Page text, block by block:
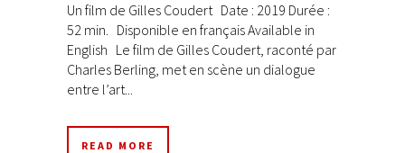
Un film de Gilles Coudert Date : 2019 Durée :
52 min. Disponible en français Available in
English Le film de Gilles Coudert, raconté par
Charles Berling, met en scène un dialogue
entre l’art...
READ MORE